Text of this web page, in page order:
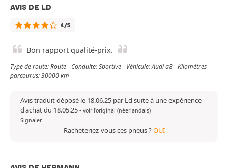
AVIS DE LD
4/5
Bon rapport qualité-prix.
Type de route: Route - Conduite: Sportive - Véhicule: Audi a8 - Kilomètres
parcourus: 30000 km
Avis traduit déposé le 18.06.25 par Ld suite à une expérience
d'achat du 18.05.25- voir l'original (néerlandais)
Signaler
Racheteriez-vous ces pneus ?OUI